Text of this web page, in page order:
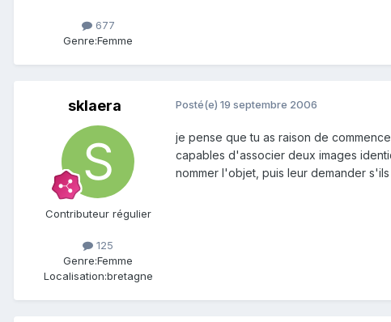
677
Genre:Femme
sklaera
Contributeur régulier
125
Genre:Femme
Localisation:bretagne
Posté(e) 19 septembre 2006
je pense que tu as raison de
capables d'associer deux images
nommer l'objet, puis leur demander